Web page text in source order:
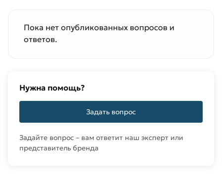
Пока нет опубликованных вопросов и
ответов.
Нужна помощь?
Задать вопрос
Задайте вопрос – вам ответит наш эксперт или
представитель бренда